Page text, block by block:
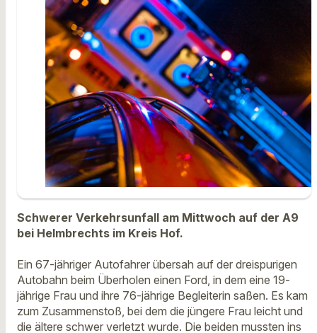
Schwerer Verkehrsunfall am Mittwoch auf der A9
bei Helmbrechts im Kreis Hof.
Ein 67-jähriger Autofahrer übersah auf der dreispurigen
Autobahn beim Überholen einen Ford, in dem eine 19-
jährige Frau und ihre 76-jährige Begleiterin saßen. Es kam
zum Zusammenstoß, bei dem die jüngere Frau leicht und
die ältere schwer verletzt wurde. Die beiden mussten ins